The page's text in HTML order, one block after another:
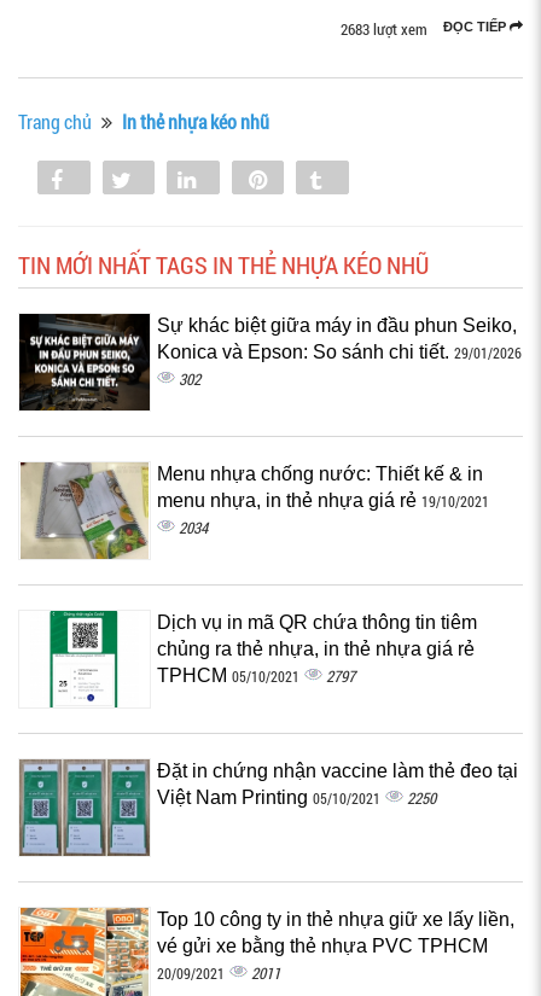
ĐỌC TIẾP
2683 lượt xem
Trang chủ In thẻ nhựa kéo nhũ
Share Tweet Share
TIN MỚI NHẤT TAGS IN THẺ NHỰA KÉO NHŨ
Sự khác biệt giữa máy in đầu phun Seiko,
Konica và Epson: So sánh chi tiết. 29/01/2026
302
Menu nhựa chống nước: Thiết kế & in
menu nhựa, in thẻ nhựa giá rẻ 19/10/2021
2034
Dịch vụ in mã QR chứa thông tin tiêm
chủng ra thẻ nhựa, in thẻ nhựa giá rẻ
TPHCM 05/10/2021 2797
Đặt in chứng nhận vaccine làm thẻ đeo tại
Việt Nam Printing 05/10/2021 2250
Top 10 công ty in thẻ nhựa giữ xe lấy liền,
vé gửi xe bằng thẻ nhựa PVC TPHCM
20/09/2021 2011